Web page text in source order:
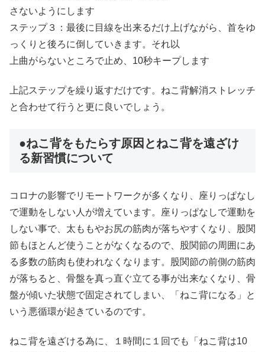
さないようにします
ステップ３：最後に目線を出来るだけ上げながら、首をゆ
っくりと後ろに倒していきます。それ以
上曲がらないところで止め、10秒キープします
上記ステップを繰り返すだけです。ねこ背解消ストレッチ
と合わせて行うと更に良いでしょう。
●ねこ背をもたらす原因とねこ背を遠ざけ
る新習慣について
コロナの影響でリモートワークが多くなり、座りっぱなし
で運動をしない人が増えています。座りっぱなしで運動を
しない事で、太ももやお尻の筋肉が落ちやすくなり、股関
節もほとんど使うことがなくなるので、股関節の周囲にあ
る多数の筋肉も使われなくなります。股関節の前側の筋肉
が落ちると、骨盤を真っ直ぐ立てる事が出来なくなり、骨
盤が傾いた状態で固定されてしまい、「ねこ背になる」と
いう悪循環が起きているのです。
ねこ背を遠ざける為に、１時間に１回でも「ねこ背は10